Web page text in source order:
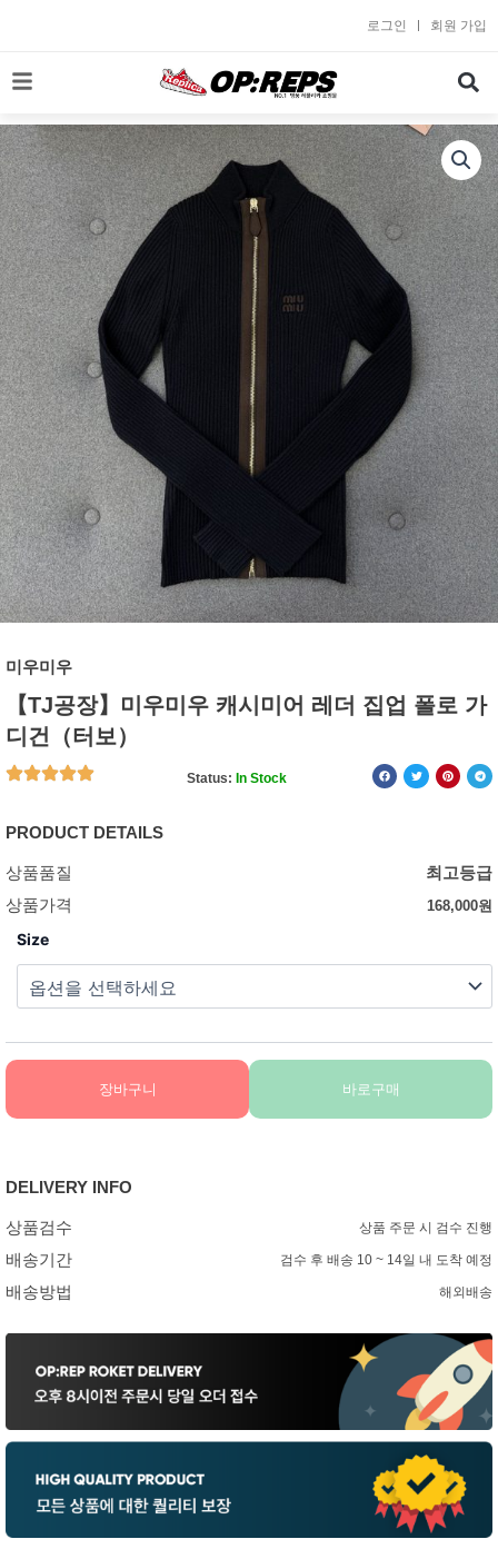
로
너
뛰
기
로그인 회원 가입
미우미우
【TJ공장】미우미우 캐시미어 레더 집업 폴로 가
디건（터보）
Status: In Stock
PRODUCT DETAILS
상품품질
최고등급
상품가격
168,000원
Size
장바구니 바로구매
DELIVERY INFO
상품검수 상품 주문 시 검수 진행
배송기간 검수 후 배송 10 ~ 14일 내 도착 예정
배송방법 해외배송